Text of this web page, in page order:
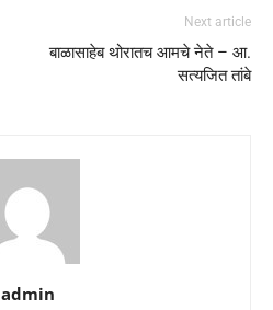
Next article
बाळासाहेब थोरातच आमचे नेते – आ.
सत्यजित तांबे
admin